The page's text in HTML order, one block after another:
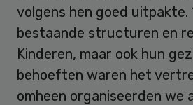
volgens hen goed uitpakte.
bestaande structuren en
Kinderen, maar ook hun
behoeften waren het
omheen organiseerden we